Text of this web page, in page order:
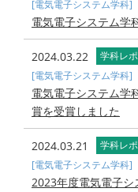
[電気電子システム学科]
電気電子システム学
2024.03.22
学科レ
[電気電子システム学科]
電気電子システム学
賞を受賞しました
2024.03.21
学科レ
[電気電子システム学科]
2023年度電気電子